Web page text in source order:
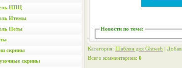
НПЦ
Итемы
Петы
скрины
скрины
Новости по теме:
Категория: Шаблон для Ghtweb |
Всего комментариев: 0